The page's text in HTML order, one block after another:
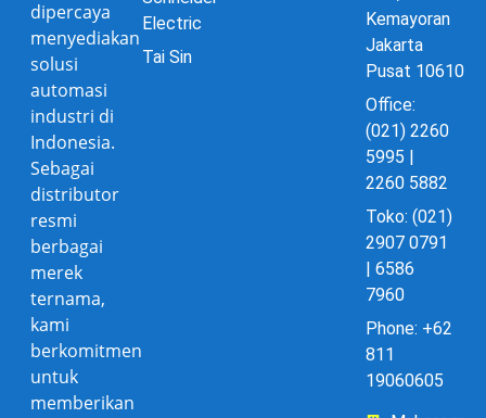
dipercaya
menyediakan
solusi
automasi
industri di
Indonesia.
Sebagai
distributor
resmi
berbagai
merek
ternama,
kami
berkomitmen
untuk
memberikan
Electric
Tai Sin
Kemayoran
Jakarta
Pusat 10610
Office:
(021) 2260
5995 |
2260 5882
Toko: (021)
2907 0791
| 6586
7960
Phone: +62
811
19060605